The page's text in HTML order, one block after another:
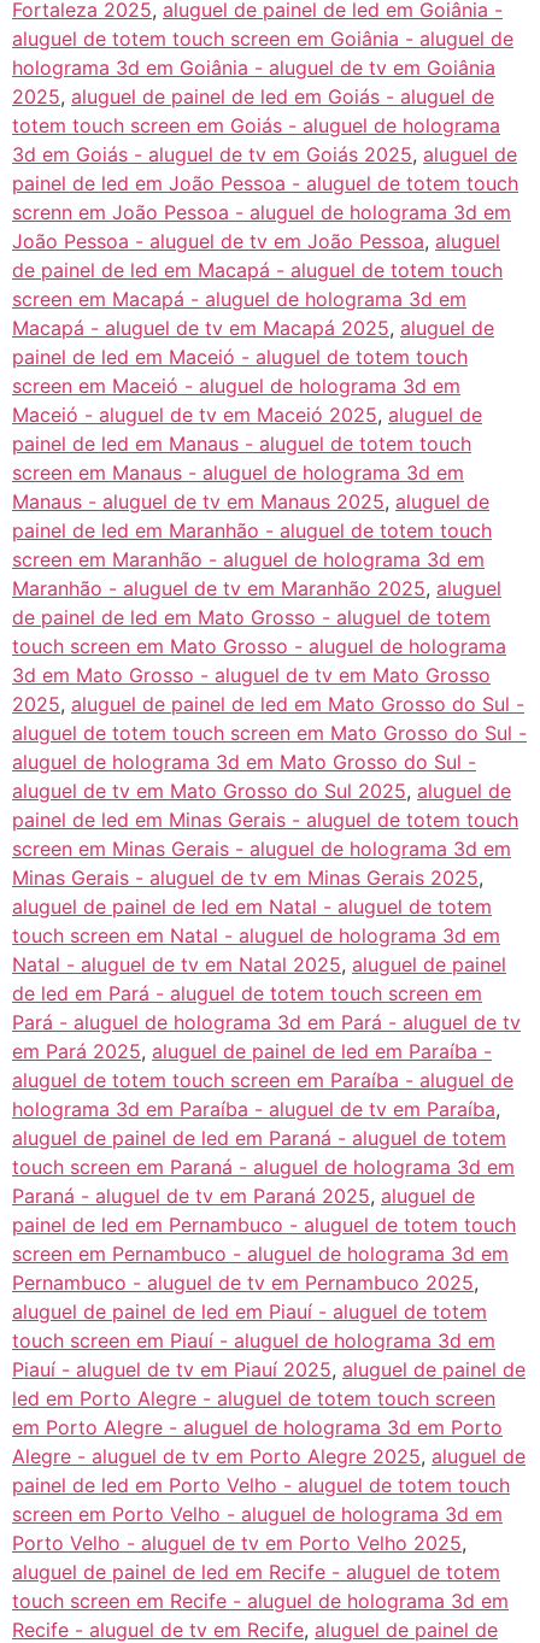
Fortaleza 2025, aluguel de painel de led em Goiânia -
aluguel de totem touch screen em Goiânia - aluguel de
holograma 3d em Goiânia - aluguel de tv em Goiânia
2025, aluguel de painel de led em Goiás - aluguel de
totem touch screen em Goiás - aluguel de holograma
3d em Goiás - aluguel de tv em Goiás 2025, aluguel de
painel de led em João Pessoa - aluguel de totem touch
screnn em João Pessoa - aluguel de holograma 3d em
João Pessoa - aluguel de tv em João Pessoa, aluguel
de painel de led em Macapá - aluguel de totem touch
screen em Macapá - aluguel de holograma 3d em
Macapá - aluguel de tv em Macapá 2025, aluguel de
painel de led em Maceió - aluguel de totem touch
screen em Maceió - aluguel de holograma 3d em
Maceió - aluguel de tv em Maceió 2025, aluguel de
painel de led em Manaus - aluguel de totem touch
screen em Manaus - aluguel de holograma 3d em
Manaus - aluguel de tv em Manaus 2025, aluguel de
painel de led em Maranhão - aluguel de totem touch
screen em Maranhão - aluguel de holograma 3d em
Maranhão - aluguel de tv em Maranhão 2025, aluguel
de painel de led em Mato Grosso - aluguel de totem
touch screen em Mato Grosso - aluguel de holograma
3d em Mato Grosso - aluguel de tv em Mato Grosso
2025, aluguel de painel de led em Mato Grosso do Sul -
aluguel de totem touch screen em Mato Grosso do Sul -
aluguel de holograma 3d em Mato Grosso do Sul -
aluguel de tv em Mato Grosso do Sul 2025, aluguel de
painel de led em Minas Gerais - aluguel de totem touch
screen em Minas Gerais - aluguel de holograma 3d em
Minas Gerais - aluguel de tv em Minas Gerais 2025,
aluguel de painel de led em Natal - aluguel de totem
touch screen em Natal - aluguel de holograma 3d em
Natal - aluguel de tv em Natal 2025, aluguel de painel
de led em Pará - aluguel de totem touch screen em
Pará - aluguel de holograma 3d em Pará - aluguel de tv
em Pará 2025, aluguel de painel de led em Paraíba -
aluguel de totem touch screen em Paraíba - aluguel de
holograma 3d em Paraíba - aluguel de tv em Paraíba,
aluguel de painel de led em Paraná - aluguel de totem
touch screen em Paraná - aluguel de holograma 3d em
Paraná - aluguel de tv em Paraná 2025, aluguel de
painel de led em Pernambuco - aluguel de totem touch
screen em Pernambuco - aluguel de holograma 3d em
Pernambuco - aluguel de tv em Pernambuco 2025,
aluguel de painel de led em Piauí - aluguel de totem
touch screen em Piauí - aluguel de holograma 3d em
Piauí - aluguel de tv em Piauí 2025, aluguel de painel de
led em Porto Alegre - aluguel de totem touch screen
em Porto Alegre - aluguel de holograma 3d em Porto
Alegre - aluguel de tv em Porto Alegre 2025, aluguel de
painel de led em Porto Velho - aluguel de totem touch
screen em Porto Velho - aluguel de holograma 3d em
Porto Velho - aluguel de tv em Porto Velho 2025,
aluguel de painel de led em Recife - aluguel de totem
touch screen em Recife - aluguel de holograma 3d em
Recife - aluguel de tv em Recife, aluguel de painel de